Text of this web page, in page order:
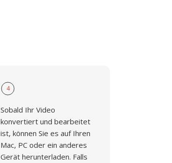
4
Sobald Ihr Video
konvertiert und bearbeitet
ist, können Sie es auf Ihren
Mac, PC oder ein anderes
Gerät herunterladen. Falls